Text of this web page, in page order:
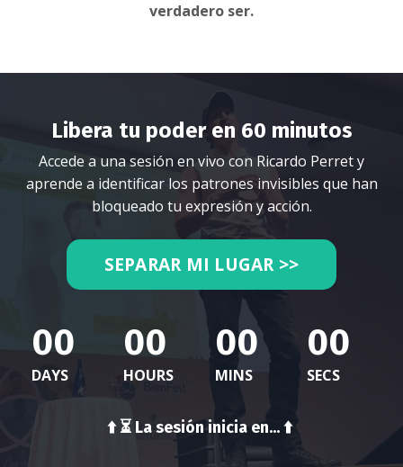
verdadero ser.
Libera tu poder en 60 minutos
Accede a una sesión en vivo con Ricardo Perret y
aprende a identificar los patrones invisibles que han
bloqueado tu expresión y acción.
SEPARAR MI LUGAR >>
00
DAYS
00
HOURS
00
MINS
00
SECS
⬆️ ⏳ La sesión inicia en...⬆️